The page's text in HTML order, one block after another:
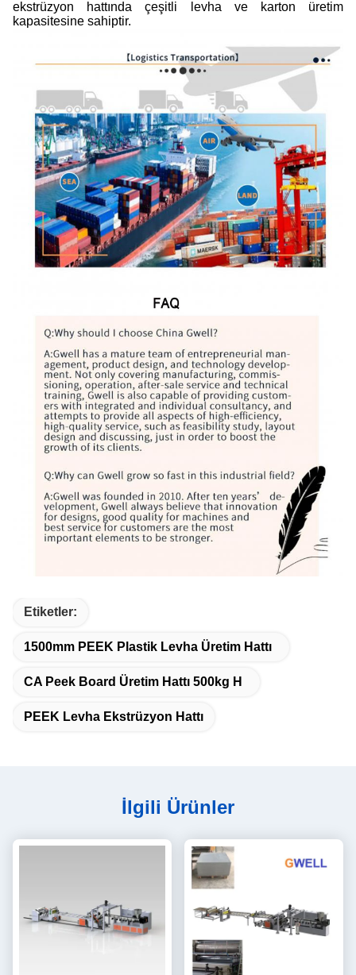
ekstrüzyon hattında çeşitli levha ve karton üretim
kapasitesine sahiptir.
Etiketler:
1500mm PEEK Plastik Levha Üretim Hattı
CA Peek Board Üretim Hattı 500kg H
PEEK Levha Ekstrüzyon Hattı
İlgili Ürünler